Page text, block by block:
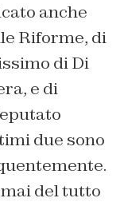
anche
Riforme, di
di Di
e di
due sono
del tutto